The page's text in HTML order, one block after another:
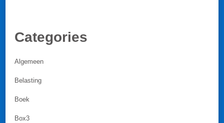
Categories
Algemeen
Belasting
Boek
Box3